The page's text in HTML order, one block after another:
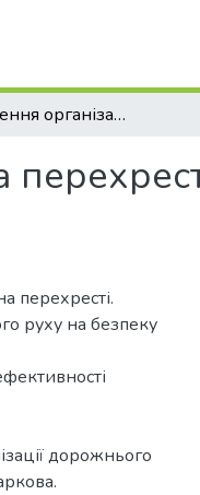
Удосконалення організації дорожнього руху на перехресті вулиць Плеханівська – Польова міста Харкова
перехресті.
руху на безпеку
дорожнього